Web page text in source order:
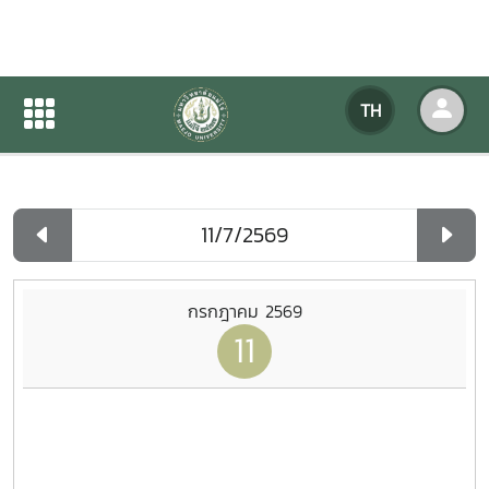
TH
ปฏิทินกิจกรรมของหน่วยงาน
ปฏิทินกิจกรรมของหน่วยงาน
กรกฎาคม 2569
11